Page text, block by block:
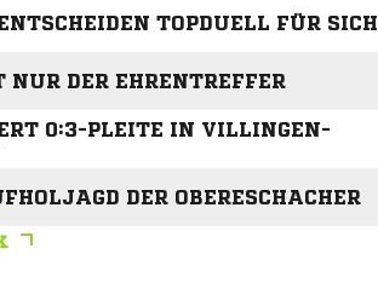
TOPDUELL FÜR SICH
DER EHRENTREFFER
0:3-PLEITE IN VILLINGEN-
DER OBERESCHACHER